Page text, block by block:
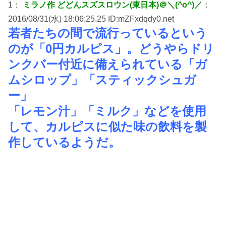
1： ミラノ作 どどんスズスロウン(東日本)＠＼(^o^)／ ：
2016/08/31(水) 18:06:25.25 ID:mZFxdqdy0.net
若者たちの間で流行っているという
のが「0円カルピス」。どうやらドリ
ンクバー付近に備えられている「ガ
ムシロップ」「スティックシュガ
ー」
「レモン汁」「ミルク」などを使用
して、カルピスに似た味の飲料を製
作しているようだ。